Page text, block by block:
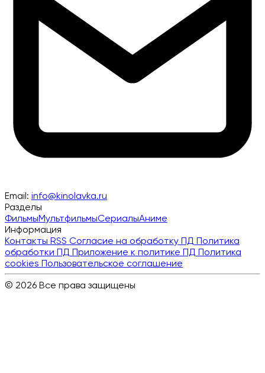
Email: info@kinolavka.ru
Разделы
ФильмыМультфильмыСериалыАниме
Информация
Контакты RSS Согласие на обработку ПД Политика
обработки ПД Приложение к политике ПД Политика
cookies Пользовательское соглашение
© 2026 Все права защищены